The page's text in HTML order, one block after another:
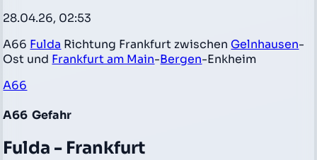
28.04.26, 02:53
A66 Fulda Richtung Frankfurt zwischen Gelnhausen-
Ost und Frankfurt am Main-Bergen-Enkheim
A66
A66 Gefahr
Fulda - Frankfurt